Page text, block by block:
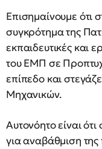
Επισημαίνουμε ότι
συγκρότημα της
εκπαιδευτικές και
του ΕΜΠ σε
επίπεδο και
Μηχανικών.
Αυτονόητο είναι
για αναβάθμιση